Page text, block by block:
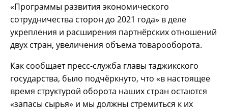
«Программы развития экономического
сотрудничества сторон до 2021 года» в деле
укрепления и расширения партнёрских отношений
двух стран, увеличения объема товарооборота.
Как сообщает пресс-служба главы таджикского
государства, было подчёркнуто, что «в настоящее
время структурой оборота наших стран остаются
«запасы сырья» и мы должны стремиться к их